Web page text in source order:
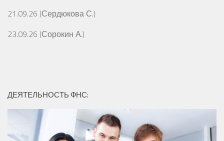
21.09.26 (Сердюкова С.)
23.09.26 (Сорокин А.)
ДЕЯТЕЛЬНОСТЬ ФНС: